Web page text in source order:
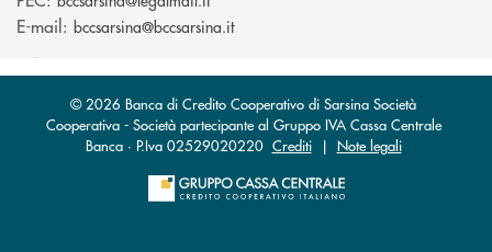
E-mail: bccsarsina@bccsarsina.it(si apre l’app di posta elettronica)
© 2026 Banca di Credito Cooperativo di Sarsina Società
Cooperativa - Società partecipante al Gruppo IVA Cassa Centrale
Banca · P.Iva 02529020220 Crediti| Note legali